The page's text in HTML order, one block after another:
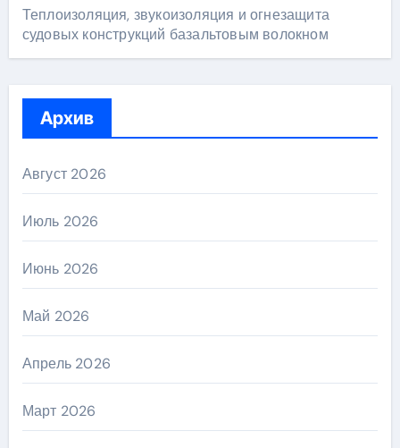
Теплоизоляция, звукоизоляция и огнезащита
судовых конструкций базальтовым волокном
Архив
Август 2026
Июль 2026
Июнь 2026
Май 2026
Апрель 2026
Март 2026